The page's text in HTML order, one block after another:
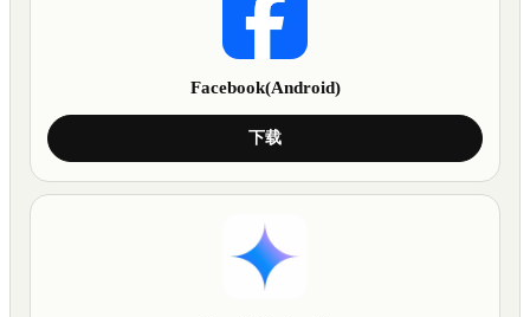
Facebook(Android)
下载